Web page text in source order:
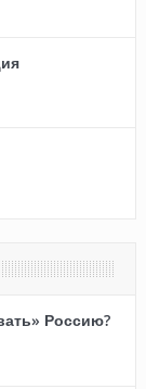
Россию?